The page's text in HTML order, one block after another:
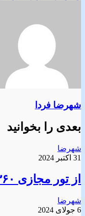
شهرضا فردا
بعدی را بخوانید
شهرضا
31 اکتبر 2024
از تور مجازی ۳۶۰ درجه باغهای انار شهرضا در جشنواره بین المللی انار ارمنستان رونمایی شد
شهرضا
6 جولای 2024